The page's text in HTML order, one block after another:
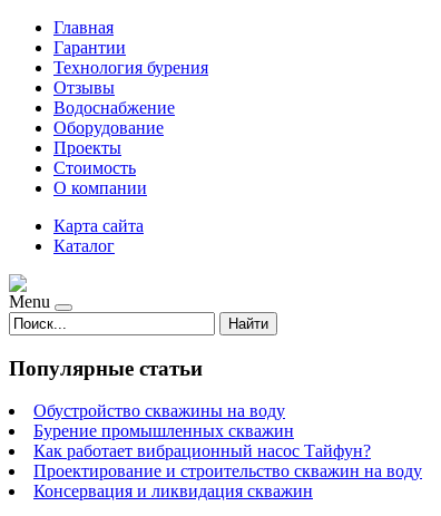
Главная
Гарантии
Технология бурения
Отзывы
Водоснабжение
Оборудование
Проекты
Стоимость
О компании
Карта сайта
Каталог
Menu
Найти
Популярные статьи
Обустройство скважины на воду
Бурение промышленных скважин
Как работает вибрационный насос Тайфун?
Проектирование и строительство скважин на воду
Консервация и ликвидация скважин